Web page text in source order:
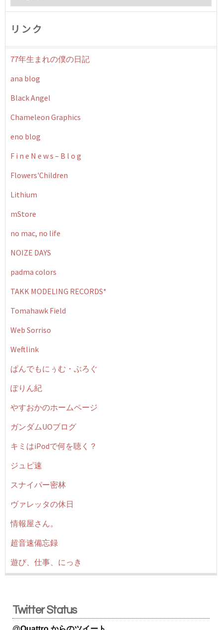
リンク
77年生まれの僕の日記
ana blog
Black Angel
Chameleon Graphics
eno blog
F i n e N e w s – B l o g
Flowers'Children
Lithium
mStore
no mac, no life
NOIZE DAYS
padma colors
TAKK MODELING RECORDS*
Tomahawk Field
Web Sorriso
Weftlink
ぱんでもにぅむ・ぶろぐ
ぽりん紀
やすおかのホームページ
ガンダムUOブログ
キミはiPodで何を聴く？
ジュピ速
スナイパー密林
ヴァレッタの休日
情報屋さん。
超音速備忘録
遊び、仕事、にっき
Twitter Status